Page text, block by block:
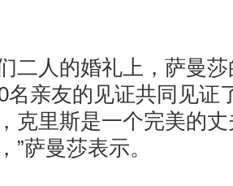
二人的婚礼上，萨曼
名亲友的见证共同见证
克里斯是一个完美的
”萨曼莎表示。